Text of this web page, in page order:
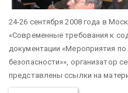
24-26 сентября 2008 года в
«Современные требования к
документации «Мероприятия
безопасности»», организатор
представлены ссылки на